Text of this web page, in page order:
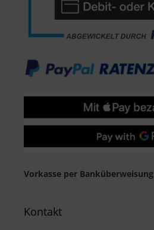
Vorkasse per Banküberweisung
Kontakt